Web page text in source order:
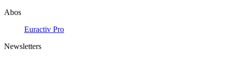
Abos
Euractiv Pro
Newsletters